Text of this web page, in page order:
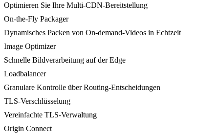
Optimieren Sie Ihre Multi-CDN-Bereitstellung
On-the-Fly Packager
Dynamisches Packen von On-demand-Videos in Echtzeit
Image Optimizer
Schnelle Bildverarbeitung auf der Edge
Loadbalancer
Granulare Kontrolle über Routing-Entscheidungen
TLS-Verschlüsselung
Vereinfachte TLS-Verwaltung
Origin Connect